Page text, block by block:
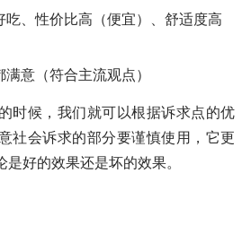
吃、性价比高（便宜）、舒适度高
意（符合主流观点）
时候，我们就可以根据诉求点的优
社会诉求的部分要谨慎使用，它更
好的效果还是坏的效果。